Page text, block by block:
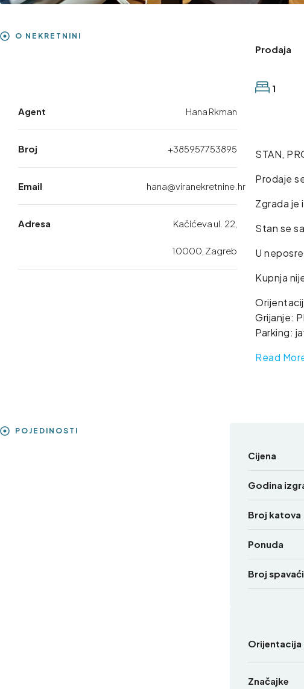
O NEKRETNINI
Agent Hana Rkman
Broj +385957753895
Email hana@viranekretnine.hr
Adresa Kačićeva ul. 22,
10000, Zagreb
Prodaja
1
STAN,
Prodaje
Zgrada je
Stan se
U
Kupnja
Grijanje:
Parking:
Read
POJEDINOSTI
Cijena
Godina
Broj katova
Ponuda
Broj
Orijentacija
Značajke